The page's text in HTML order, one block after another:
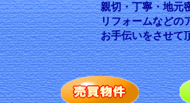
親切・丁寧・地元
リフォームなどの
お手伝いをさせて